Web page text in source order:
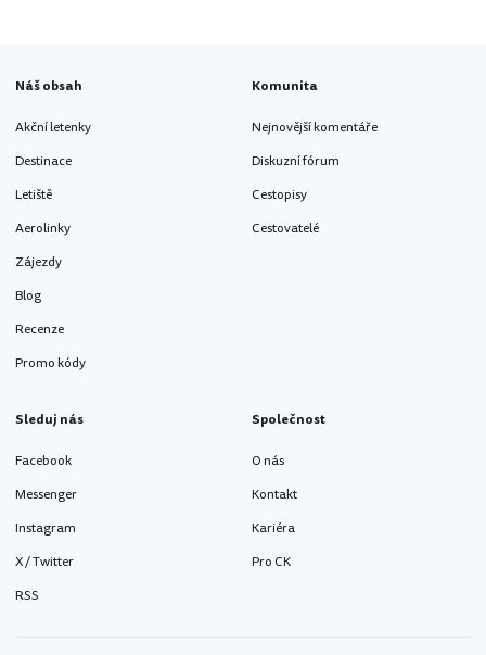
Náš obsah
Akční letenky
Destinace
Letiště
Aerolinky
Zájezdy
Blog
Recenze
Promo kódy
Komunita
Nejnovější komentáře
Diskuzní fórum
Cestopisy
Cestovatelé
Sleduj nás
Facebook
Messenger
Instagram
X / Twitter
RSS
Společnost
O nás
Kontakt
Kariéra
Pro CK